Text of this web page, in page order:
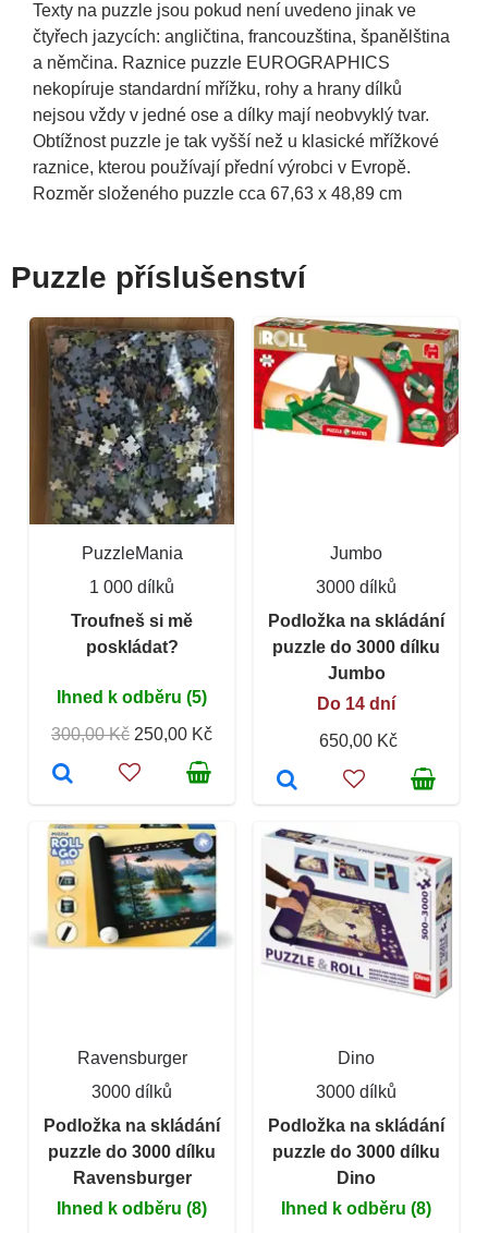
Texty na puzzle jsou pokud není uvedeno jinak ve
čtyřech jazycích: angličtina, francouzština, španělština
a němčina. Raznice puzzle EUROGRAPHICS
nekopíruje standardní mřížku, rohy a hrany dílků
nejsou vždy v jedné ose a dílky mají neobvyklý tvar.
Obtížnost puzzle je tak vyšší než u klasické mřížkové
raznice, kterou používají přední výrobci v Evropě.
Rozměr složeného puzzle cca 67,63 x 48,89 cm
Puzzle příslušenství
PuzzleMania
1 000 dílků
Troufneš si mě
poskládat?
Ihned k odběru (5)
300,00 Kč 250,00 Kč
Jumbo
3000 dílků
Podložka na skládání
puzzle do 3000 dílku
Jumbo
Do 14 dní
650,00 Kč
Ravensburger
3000 dílků
Podložka na skládání
puzzle do 3000 dílku
Ravensburger
Ihned k odběru (8)
Dino
3000 dílků
Podložka na skládání
puzzle do 3000 dílku
Dino
Ihned k odběru (8)